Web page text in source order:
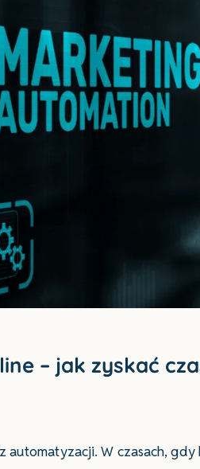
– jak zyskać
automatyzacji. W czasach,